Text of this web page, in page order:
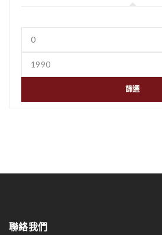
篩選
聯絡我們